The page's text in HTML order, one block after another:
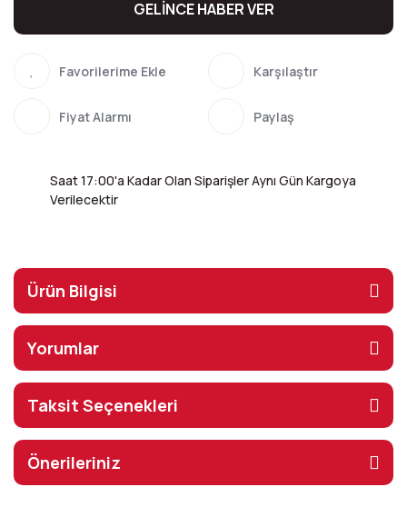
GELİNCE HABER VER
Karşılaştır
Fiyat Alarmı Paylaş
Saat 17:00'a Kadar Olan Siparişler Aynı Gün Kargoya
Verilecektir
Ürün Bilgisi
Yorumlar
Taksit Seçenekleri
Önerileriniz